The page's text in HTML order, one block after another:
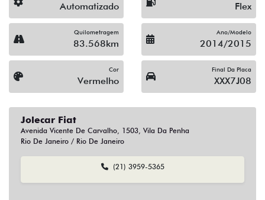
Automatizado Flex
Quilometragem
83.568km
Ano/Modelo
2014/2015
Cor
Vermelho
Final Da Placa
XXX7J08
Jolecar Fiat
Avenida Vicente De Carvalho, 1503, Vila Da Penha
Rio De Janeiro / Rio De Janeiro
(21) 3959-5365